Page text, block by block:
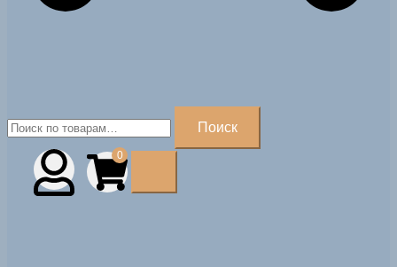
Искать:
Поиск
0